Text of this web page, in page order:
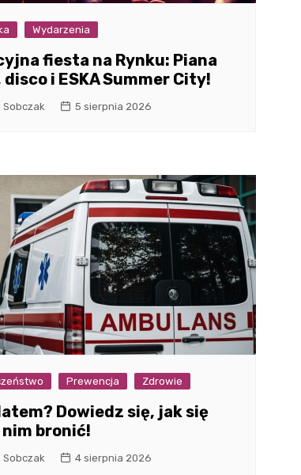
Wydarzenia
fiesta na Rynku: Piana
i ESKA Summer City!
Sobczak 5 sierpnia 2026
Prewencja Zdrowie
Dowiedz się, jak się
bronić!
Sobczak 4 sierpnia 2026